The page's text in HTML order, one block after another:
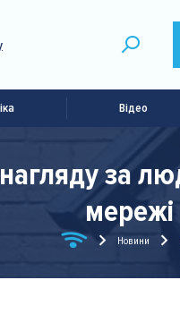
Відео
нагляду за
мережі
Новини